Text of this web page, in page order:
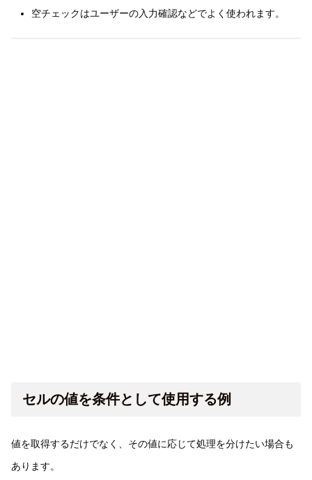
空チェックはユーザーの入力確認などでよく使われます。
セルの値を条件として使用する例
値を取得するだけでなく、その値に応じて処理を分けたい場合も
あります。